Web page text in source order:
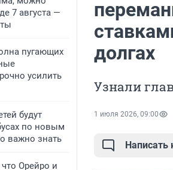
7 августа —
пугающих
усилить
будут
по новым
важно знать
Орейро и
долгах
Узнали
1 июля 2026, 09:00
Написать